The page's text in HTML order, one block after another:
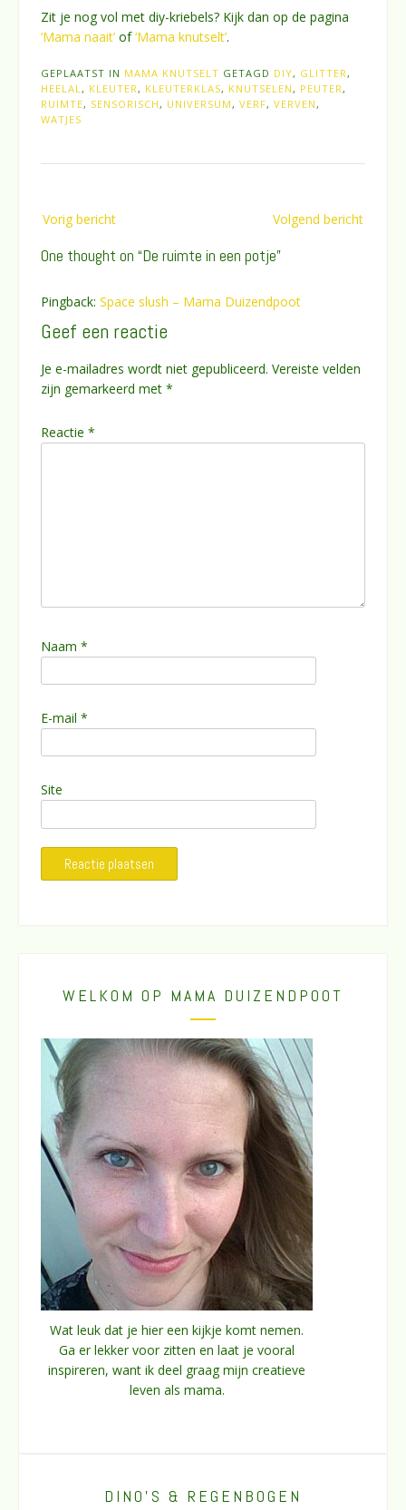
Zit je nog vol met diy-kriebels? Kijk dan op de pagina
‘Mama naait’ of‘Mama knutselt’.
GEPLAATST IN MAMA KNUTSELT GETAGD DIY, GLITTER ,
HEELAL , KLEUTER , KLEUTERKLAS, KNUTSELEN , PEUTER ,
RUIMTE, SENSORISCH , UNIVERSUM , VERF, VERVEN ,
WATJES
navigatie
Vorig bericht Volgend bericht
One thought on “De ruimte in een potje”
Pingback: Space slush – Mama Duizendpoot
Geef een reactie
Je e-mailadres wordt niet gepubliceerd. Vereiste velden
zijn gemarkeerd met *
Reactie *
Naam *
E-mail *
Site
WELKOM OP MAMA DUIZENDPOOT
Wat leuk dat je hier een kijkje komt nemen.
Ga er lekker voor zitten en laat je vooral
inspireren, want ik deel graag mijn creatieve
leven als mama.
DINO’S & REGENBOGEN